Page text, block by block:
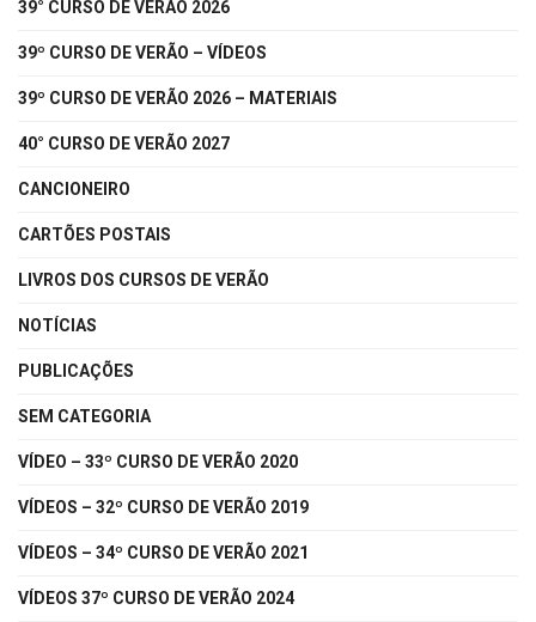
39° CURSO DE VERÃO 2026
39º CURSO DE VERÃO – VÍDEOS
39º CURSO DE VERÃO 2026 – MATERIAIS
40° CURSO DE VERÃO 2027
CANCIONEIRO
CARTÕES POSTAIS
LIVROS DOS CURSOS DE VERÃO
NOTÍCIAS
PUBLICAÇÕES
SEM CATEGORIA
VÍDEO – 33º CURSO DE VERÃO 2020
VÍDEOS – 32º CURSO DE VERÃO 2019
VÍDEOS – 34º CURSO DE VERÃO 2021
VÍDEOS 37º CURSO DE VERÃO 2024